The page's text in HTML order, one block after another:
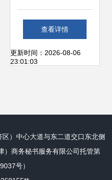
宁夏职业技术大学
团委荣膺全国五四
查看详情
更新时间：2026-08-06
23:01:03
）中心大道与东二道交口东北侧
）商务秘书服务有限公司托管第
号）